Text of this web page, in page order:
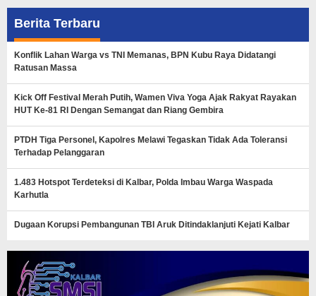
Berita Terbaru
Konflik Lahan Warga vs TNI Memanas, BPN Kubu Raya Didatangi
Ratusan Massa
Kick Off Festival Merah Putih, Wamen Viva Yoga Ajak Rakyat Rayakan
HUT Ke-81 RI Dengan Semangat dan Riang Gembira
PTDH Tiga Personel, Kapolres Melawi Tegaskan Tidak Ada Toleransi
Terhadap Pelanggaran
1.483 Hotspot Terdeteksi di Kalbar, Polda Imbau Warga Waspada
Karhutla
Dugaan Korupsi Pembangunan TBI Aruk Ditindaklanjuti Kejati Kalbar